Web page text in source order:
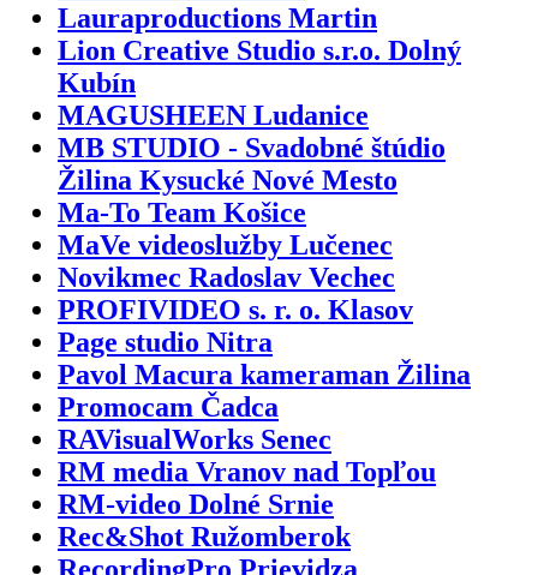
Lauraproductions Martin
Lion Creative Studio s.r.o. Dolný
Kubín
MAGUSHEEN Ludanice
MB STUDIO - Svadobné štúdio
Žilina Kysucké Nové Mesto
Ma-To Team Košice
MaVe videoslužby Lučenec
Novikmec Radoslav Vechec
PROFIVIDEO s. r. o. Klasov
Page studio Nitra
Pavol Macura kameraman Žilina
Promocam Čadca
RAVisualWorks Senec
RM media Vranov nad Topľou
RM-video Dolné Srnie
Rec&Shot Ružomberok